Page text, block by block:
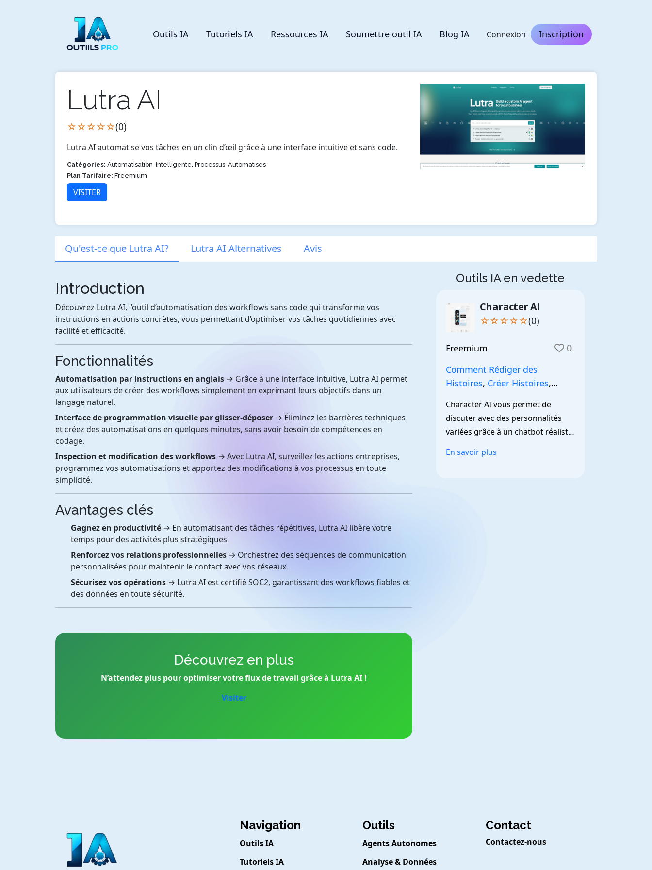
Outils IA Tutoriels IA Ressources IA Soumettre outil IA Blog IA Connexion Inscription
Lutra AI
☆☆☆☆☆(0)
Lutra AI automatise vos tâches en un clin d’œil grâce à une interface intuitive et sans code.
Catégories: Automatisation-Intelligente, Processus-Automatises
Plan Tarifaire: Freemium
VISITER
Qu'est-ce que Lutra AI? Lutra AI Alternatives Avis
Introduction
Découvrez Lutra AI, l’outil d’automatisation des workflows sans code qui transforme vos
instructions en actions concrètes, vous permettant d’optimiser vos tâches quotidiennes avec
facilité et efficacité.
Fonctionnalités
Automatisation par instructions en anglais → Grâce à une interface intuitive, Lutra AI permet
aux utilisateurs de créer des workflows simplement en exprimant leurs objectifs dans un
langage naturel.
Interface de programmation visuelle par glisser-déposer → Éliminez les barrières techniques
et créez des automatisations en quelques minutes, sans avoir besoin de compétences en
codage.
Inspection et modification des workflows → Avec Lutra AI, surveillez les actions entreprises,
programmez vos automatisations et apportez des modifications à vos processus en toute
simplicité.
Avantages clés
Gagnez en productivité → En automatisant des tâches répétitives, Lutra AI libère votre
temps pour des activités plus stratégiques.
Renforcez vos relations professionnelles → Orchestrez des séquences de communication
personnalisées pour maintenir le contact avec vos réseaux.
Sécurisez vos opérations → Lutra AI est certifié SOC2, garantissant des workflows fiables et
des données en toute sécurité.
Découvrez en plus
N’attendez plus pour optimiser votre flux de travail grâce à Lutra AI !
Visiter
Outils IA en vedette
Character AI
☆☆☆☆☆(0)
Freemium 0
Comment Rédiger des
Histoires, Créer Histoires,
Character AI vous permet de
discuter avec des personnalités
variées grâce à un chatbot réaliste
En savoir plus
Navigation
Outils IA
Tutoriels IA
Outils
Agents Autonomes
Analyse & Données
Contact
Contactez-nous